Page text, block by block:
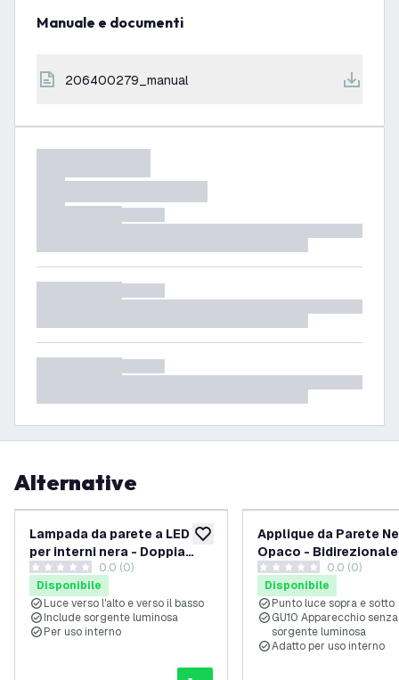
Manuale e documenti
206400279_manual
Alternative
aggiungi alla lista desideri
Lampada da parete a LED
per interni nera - Doppia
faccia - 3000K - 4.3W
0 stelle di valutazione
0.0 (0)
Disponibile
Luce verso l'alto e verso il basso
Include sorgente luminosa
Per uso interno
Applique da Parete
Opaco -
Attacco GU10 -
0 stelle di valutazione
0.0 (0)
Disponibile
Punto luce sopra e sotto
GU10 Apparecchio senza
sorgente luminosa
Adatto per uso interno